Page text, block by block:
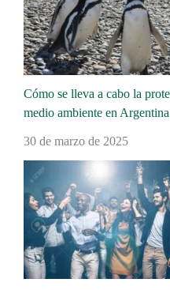
Cómo se lleva a cabo la
medio ambiente en Argentina
30 de marzo de 2025